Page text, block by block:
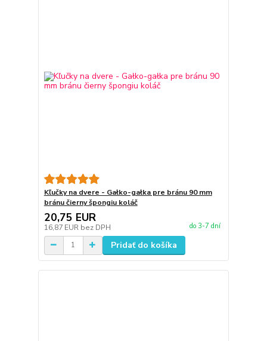
Kľučky na dvere - Gałko-gałka pre bránu 90 mm
bránu čierny špongiu koláč
20,75 EUR
16,87 EUR bez DPH do 3-7 dní
Pridať do košíka